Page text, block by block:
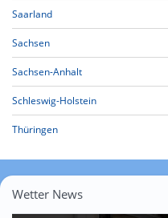
Saarland
Sachsen
Sachsen-Anhalt
Schleswig-Holstein
Thüringen
Wetter News